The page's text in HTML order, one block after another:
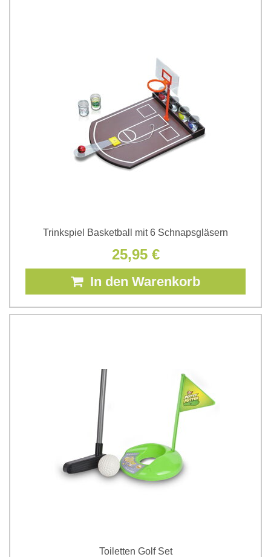
Trinkspiel Basketball mit 6 Schnapsgläsern
25,95 €
In den Warenkorb
Toiletten Golf Set